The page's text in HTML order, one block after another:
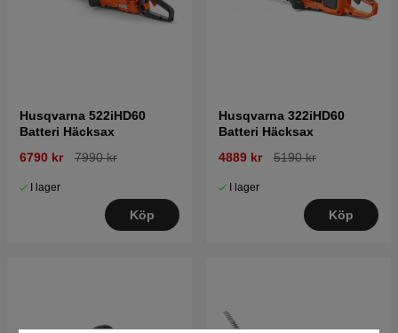
Husqvarna 522iHD60
Batteri Häcksax
6790 kr
7990 kr
I lager
Köp
Husqvarna 322iHD60
Batteri Häcksax
4889 kr
5190 kr
I lager
Köp